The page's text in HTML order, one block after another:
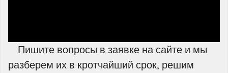
Пишите вопросы в заявке на сайте и мы
разберем их в кротчайший срок, решим